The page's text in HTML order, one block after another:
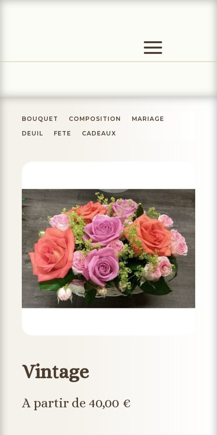
BOUQUET COMPOSITION
MARIAGE
DEUIL
FETE CADEAUX
Vintage
A partir de 40,00 €